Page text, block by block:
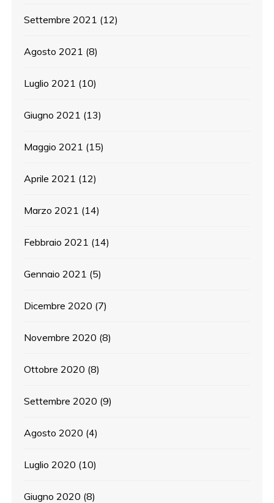
Settembre 2021 (12)
Agosto 2021 (8)
Luglio 2021 (10)
Giugno 2021 (13)
Maggio 2021 (15)
Aprile 2021 (12)
Marzo 2021 (14)
Febbraio 2021 (14)
Gennaio 2021 (5)
Dicembre 2020 (7)
Novembre 2020 (8)
Ottobre 2020 (8)
Settembre 2020 (9)
Agosto 2020 (4)
Luglio 2020 (10)
Giugno 2020 (8)